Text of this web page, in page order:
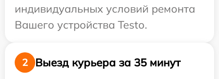
индивидуальных условий ремонта
Вашего устройства Testo.
2
Выезд курьера за 35 минут